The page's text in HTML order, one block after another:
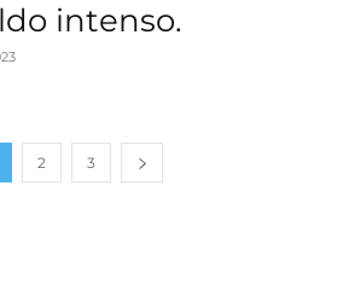
intenso.
2 3